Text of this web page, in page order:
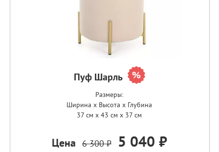
Пуф Шарль
Размеры:
Ширина x Высота x Глубина
37 см x 43 см x 37 см
Цена 6 300 ₽ 5 040 ₽